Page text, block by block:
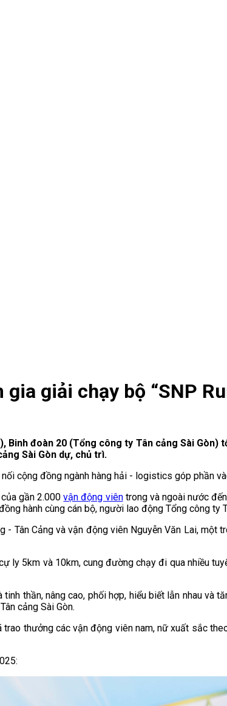
giải chạy bộ “SNP
đoàn 20 (Tổng công ty Tân cảng Sài Gòn)
Sài Gòn dự, chủ trì.
cộng đồng ngành hàng hải - logistics góp phần
của gần 2.000vận động viêntrong và ngoài nước đến
hành cùng cán bộ, người lao động Tổng công ty
Tân Cảng và vận động viên Nguyễn Văn Lai,
ly 5km và 10km, cung đường chạy đi qua nhiều
thần, nâng cao, phối hợp, hiểu biết lẫn nhau và
cảng Sài Gòn.
trao thưởng các vận động viên nam, nữ xuất sắc